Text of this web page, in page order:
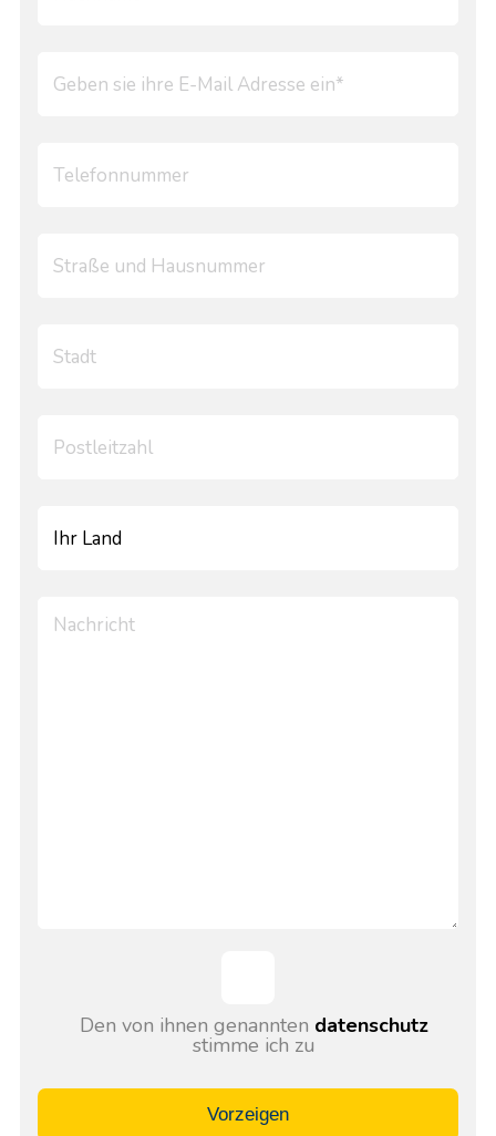
Den von ihnen genannten datenschutz
stimme ich zu
Vorzeigen